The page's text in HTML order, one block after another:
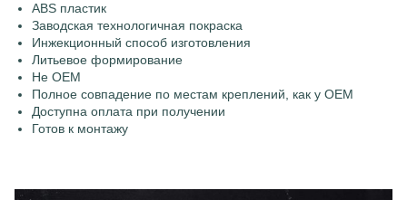
ABS пластик
Заводская технологичная покраска
Инжекционный способ изготовления
Литьевое формирование
Не OEM
Полное совпадение по местам креплений, как у OEM
Доступна оплата при получении
Готов к монтажу